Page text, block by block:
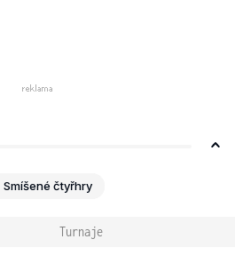
Smíšené čtyřhry
Turnaje